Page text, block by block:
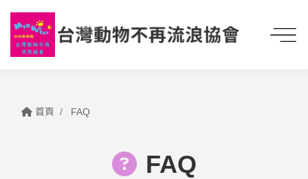
首頁 FAQ
FAQ